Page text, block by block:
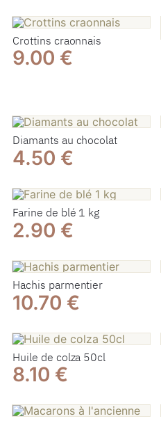
Crottins craonnais
9.00 €
Diamants au chocolat
4.50 €
Farine de blé 1 kg
2.90 €
Hachis parmentier
10.70 €
Huile de colza 50cl
8.10 €